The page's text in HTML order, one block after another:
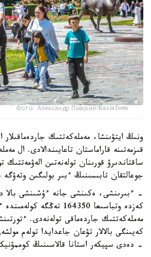
Фото: Александр Павский/Kazinform
ونىڭ ايتۋىنشا، مەملەكەتتىك
قىزمەتىنە قاراماستان تاعايىندالادى. ال
ساقتاندىرۋ قورىنان تولەنەتىن الەۋمەتتىك
جوعالتقان تابىسىنىڭ ءبىر بولىگىن وتەۋگە
- ءبىرىنشى، ەكىنشى جانە ءۇشىنشى بالا
كەزدە وتباسىعا 164350 تەڭگە
مەملەكەتتىك جاردەماقى تولەنەدى.
- دەدى سپيكەر استانا قالاسىنىڭ